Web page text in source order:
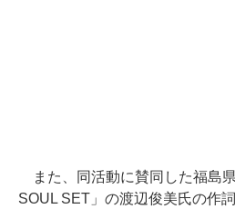
また、同活動に賛同した福島
SOUL SET」の渡辺俊美氏の作